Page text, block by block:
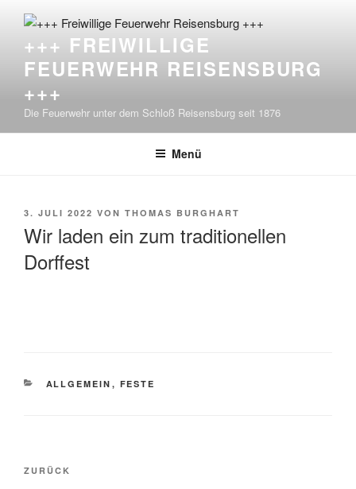
Inhalt
springen+++ FREIWILLIGE
FEUERWEHR REISENSBURG
+++
Die Feuerwehr unter dem Schloß Reisensburg seit 1876
Menü
VERÖFFENTLICHT
3. JULI 2022 VON THOMAS BURGHART
Wir laden ein zum traditionellen
Dorffest
KATEGORIEN
ALLGEMEIN , FESTE
Beitragsnavigation
Vorheriger
ZURÜCK